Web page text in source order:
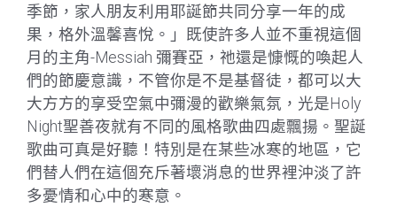
季節，家人朋友利用耶誕節共同分享一年的成
果，格外溫馨喜悅。」既使許多人並不重視這個
月的主角-Messiah 彌賽亞，祂還是慷慨的喚起人
們的節慶意識，不管你是不是基督徒，都可以大
大方方的享受空氣中彌漫的歡樂氣氛，光是Holy
Night聖善夜就有不同的風格歌曲四處飄揚。聖誕
歌曲可真是好聽！特別是在某些冰寒的地區，它
們替人們在這個充斥著壞消息的世界裡沖淡了許
多憂情和心中的寒意。